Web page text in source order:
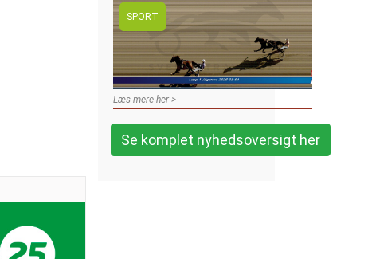
SPORT
Læs mere her >
Se komplet nyhedsoversigt her